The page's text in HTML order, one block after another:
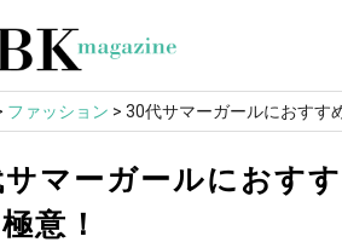
ファッション >30代サマーガールにおすす
マーガールにおす
意！